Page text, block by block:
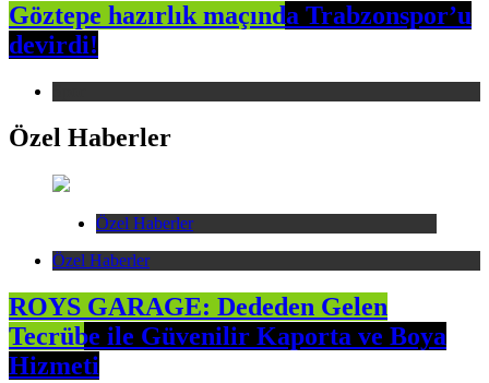
Göztepe hazırlık maçında Trabzonspor’u
devirdi!
Özel Haberler
Özel Haberler
Özel Haberler
ROYS GARAGE: Dededen Gelen
Tecrübe ile Güvenilir Kaporta ve Boya
Hizmeti